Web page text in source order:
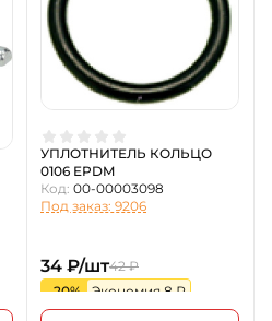
УПЛОТНИТЕЛЬ КОЛЬЦО
0106 EPDM
Код: 00-00003098
Под заказ: 9206
34 ₽/шт42 ₽
-20%
Экономия 8 ₽